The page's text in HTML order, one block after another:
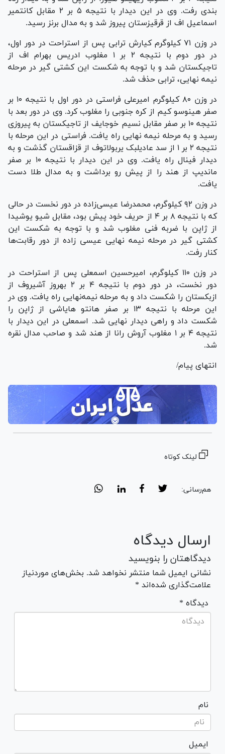
بندی رفت. وی در این دیدار با نتیجه ۵ بر ۲ مقابل کانتمیر
اسماعیل اف از قرقیزستان پیروز شد و به مدال برنز رسید.
در وزن ۷۱ کیلوگرم کیارش ترابی پس از استراحت در دور اول،
در دور دوم با نتیجه ۲ بر ۱ مغلوب ادریس بهرام اف از
تاجیکستان شد و با توجه به شکست این کشتی گیر در مرحله
نیمه نهایی، ترابی حذف شد.
در وزن ۸۰ کیلوگرم امیرعلی فراستی در دور اول با نتیجه ۱۰ بر
صفر هینوسو کیم از کره جنوبی را مغلوب کرد. وی در دور بعد با
نتیجه ۱۰ بر صفر مقابل نسیم خوجایف از تاجیکستان به پیروزی
رسید و به مرحله نیمه نهایی راه یافت. فراستی در این مرحله با
نتیجه ۲ بر ۱ از سد عادیلبک یربولاتوف از قزاقستان گذشت و به
دیدار فینال راه یافت. وی در این دیدار با نتیجه ۱۰ بر صفر
ماندیپ از هند را از پیش رو برداشت و به مدال طلا دست
یافت.
در وزن ۹۲ کیلوگرم، محمدرضا عیسی‌زاده در دور نخست در حالی
که با نتیجه ۸ بر ۴ از حریف خود پیش بود، مقابل شیو یوشیدا
از ژاپن با ضربه فنی مغلوب شد و با توجه به شکست این
کشتی گیر در مرحله نیمه نهایی عیسی زاده از دور رقابت‌ها
کنار رفت.
در وزن ۱۱۰ کیلوگرم، امیرحسین اسمعلی پس از استراحت در
دور نخست، در دور دوم با نتیجه ۴ بر ۲ بهروز آشیروف از
ازبکستان را شکست داد و به مرحله نیمه‌نهایی راه یافت. وی در
این مرحله با نتیجه ۱۳ بر صفر هانتو هایاشی از ژاپن را
شکست داد و راهی دیدار نهایی شد. اسمعلی در این دیدار با
نتیجه ۴ بر ۱ مغلوب آروش رانا از هند شد و صاحب مدال نقره
شد.
انتهای پیام/
لینک کوتاه
هم‌رسانی:
ارسال دیدگاه
دیدگاهتان را بنویسید
نشانی ایمیل شما منتشر نخواهد شد. بخش‌های موردنیاز
علامت‌گذاری شده‌اند *
* دیدگاه
نام
ایمیل